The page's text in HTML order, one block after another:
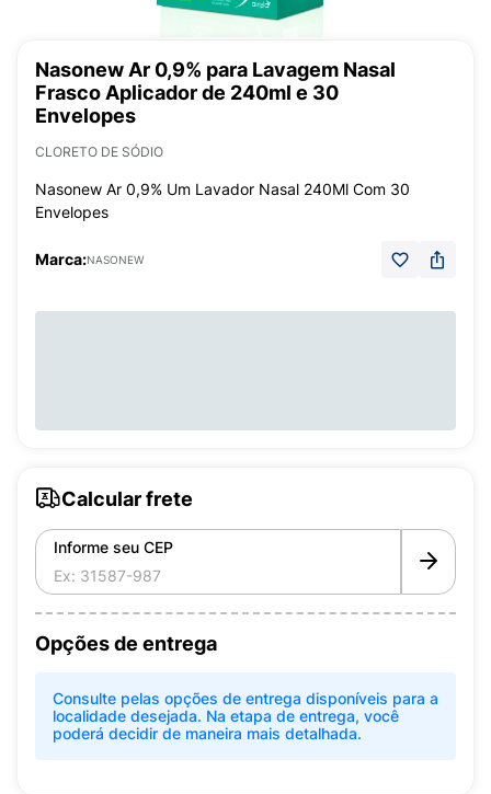
Nasonew Ar 0,9% para Lavagem Nasal
Frasco Aplicador de 240ml e 30
Envelopes
CLORETO DE SÓDIO
Nasonew Ar 0,9% Um Lavador Nasal 240Ml Com 30
Envelopes
Marca:NASONEW
Calcular frete
Informe seu CEP
Opções de entrega
Consulte pelas opções de entrega disponíveis para a
localidade desejada. Na etapa de entrega, você
poderá decidir de maneira mais detalhada.